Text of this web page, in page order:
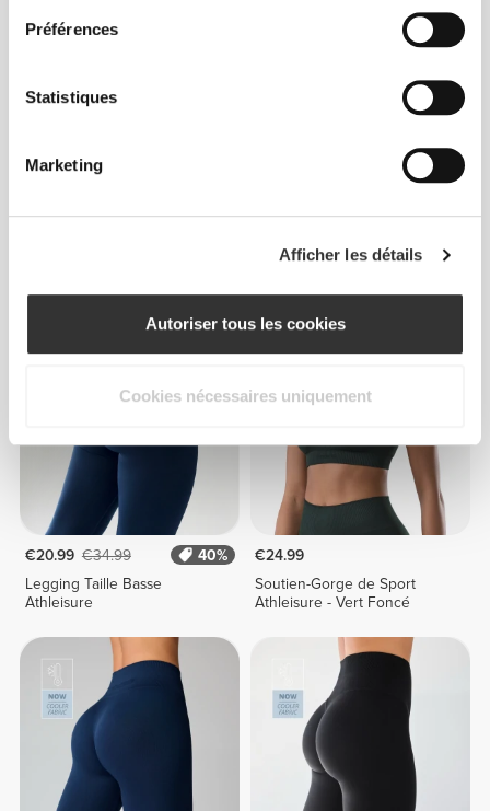
Préférences
Statistiques
Marketing
Afficher les détails
Autoriser tous les cookies
Cookies nécessaires uniquement
Crop T-Shirt Athleisure P
€20.99 €34.99
40%
Legging Taille Basse
Athleisure
€24.99
Soutien-Gorge de Sport
Athleisure - Vert Foncé